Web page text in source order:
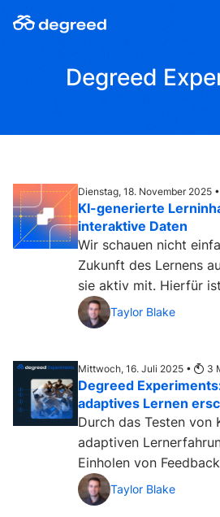
Inhalt
Degreed
Dienstag, 18. November 2025 •
KI-generierte
interaktive Daten
Wir schauen nicht
Zukunft des Lernens
sie aktiv mit. Hierfür
Experiments Lab...
Taylor Blake
Mittwoch, 16. Juli 2025 • 3
Degreed
adaptives Lernen
Durch das Testen von
adaptiven
Einholen von
herausgefunden, wie
individuell und „genau
Taylor Blake